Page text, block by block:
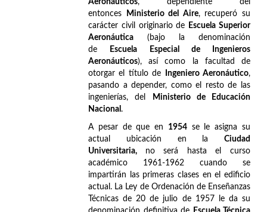
Aeronáuticos, dependiente del
entonces
Ministerio del Aire, recuperó su
carácter civil originario de
Escuela Superior
Aeronáutica (bajo la denominación
de
Escuela Especial de Ingenieros
Aeronáuticos), así como la facultad de
otorgar el título de
Ingeniero Aeronáutico,
pasando a depender, como el resto de las
ingenierías, del
Ministerio de Educación
Nacional .
A pesar de que en 1954se le asigna su
actual ubicación en la Ciudad
Universitaria, no será hasta el curso
académico 1961-1962 cuando se
impartirán las primeras clases en el edificio
actual. La Ley de Ordenación de Enseñanzas
Técnicas de 20 de julio de 1957 le da su